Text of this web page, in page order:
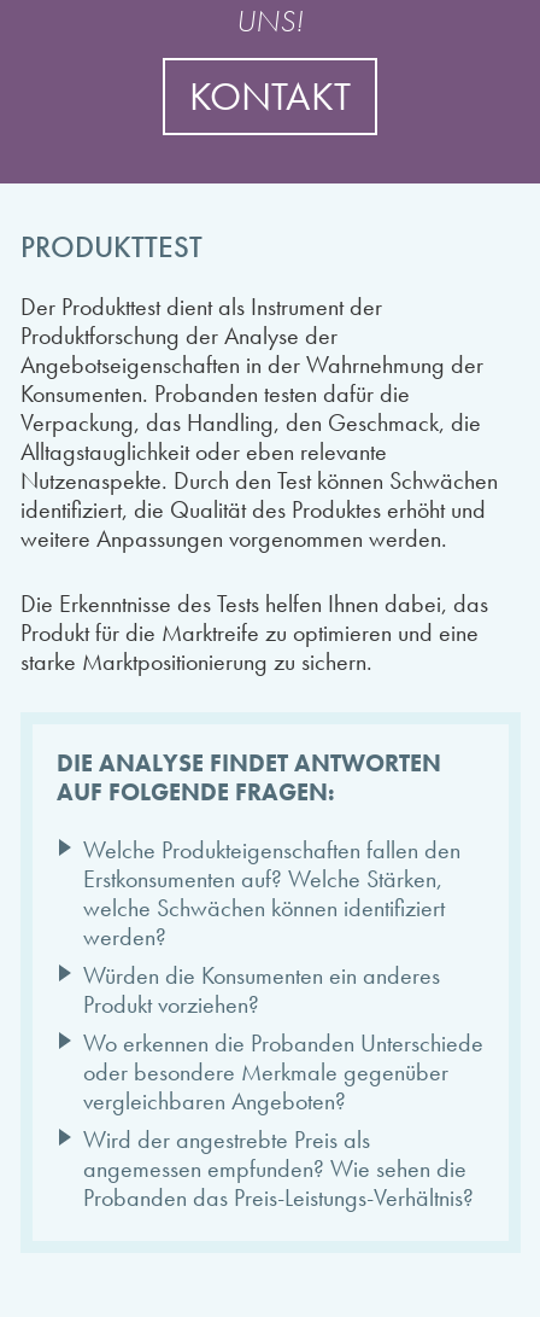
UNS!
KONTAKT
PRODUKTTEST
Der Produkttest dient als Instrument der
Produktforschung der Analyse der
Angebotseigenschaften in der Wahrnehmung der
Konsumenten. Probanden testen dafür die
Verpackung, das Handling, den Geschmack, die
Alltagstauglichkeit oder eben relevante
Nutzenaspekte. Durch den Test können Schwächen
identifiziert, die Qualität des Produktes erhöht und
weitere Anpassungen vorgenommen werden.
Die Erkenntnisse des Tests helfen Ihnen dabei, das
Produkt für die Marktreife zu optimieren und eine
starke Marktpositionierung zu sichern.
DIE ANALYSE FINDET ANTWORTEN
AUF FOLGENDE FRAGEN:
Welche Produkteigenschaften fallen den
Erstkonsumenten auf? Welche Stärken,
welche Schwächen können identifiziert
werden?
Würden die Konsumenten ein anderes
Produkt vorziehen?
Wo erkennen die Probanden Unterschiede
oder besondere Merkmale gegenüber
vergleichbaren Angeboten?
Wird der angestrebte Preis als
angemessen empfunden? Wie sehen die
Probanden das Preis-Leistungs-Verhältnis?